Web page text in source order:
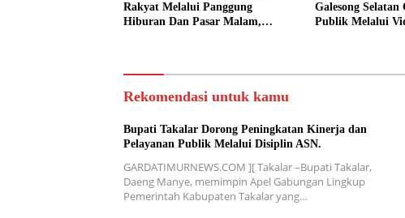
Rakyat Melalui Panggung
Hiburan Dan Pasar Malam,
Galesong
Publik Melalui
Rekomendasi untuk kamu
Bupati Takalar Dorong Peningkatan Kinerja dan
Pelayanan Publik Melalui Disiplin ASN.
GARDATIMURNEWS.COM ][ Takalar –Bupati Takalar,
Daeng Manye, memimpin Apel Gabungan Lingkup
Pemerintah Kabupaten Takalar yang…